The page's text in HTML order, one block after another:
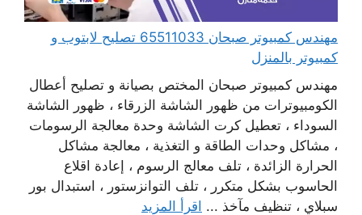
مهندس كمبيوتر صبحان 65511033 تصليح لابتوب و
كمبيوتر بالمنزل
مهندس كمبيوتر صبحان المختص بصيانة و تصليح أعطال
الكومبيوترات من ظهور الشاشة الزرقاء ، ظهور الشاشة
السوداء ، تعطيل كرت الشاشة وحدة معالجة الرسومات
، مشاكل وحدات الطاقة و التغذية ، معالجة مشاكل
الحرارة الزائدة ، تلف معالج الرسوم ، إعادة اقلاع
الحاسوب بشكل متكرر ، تلف التوانزستور ، استبدال بور
سبلاي ، تنظيف مآخذ ... اقرأ المزيد